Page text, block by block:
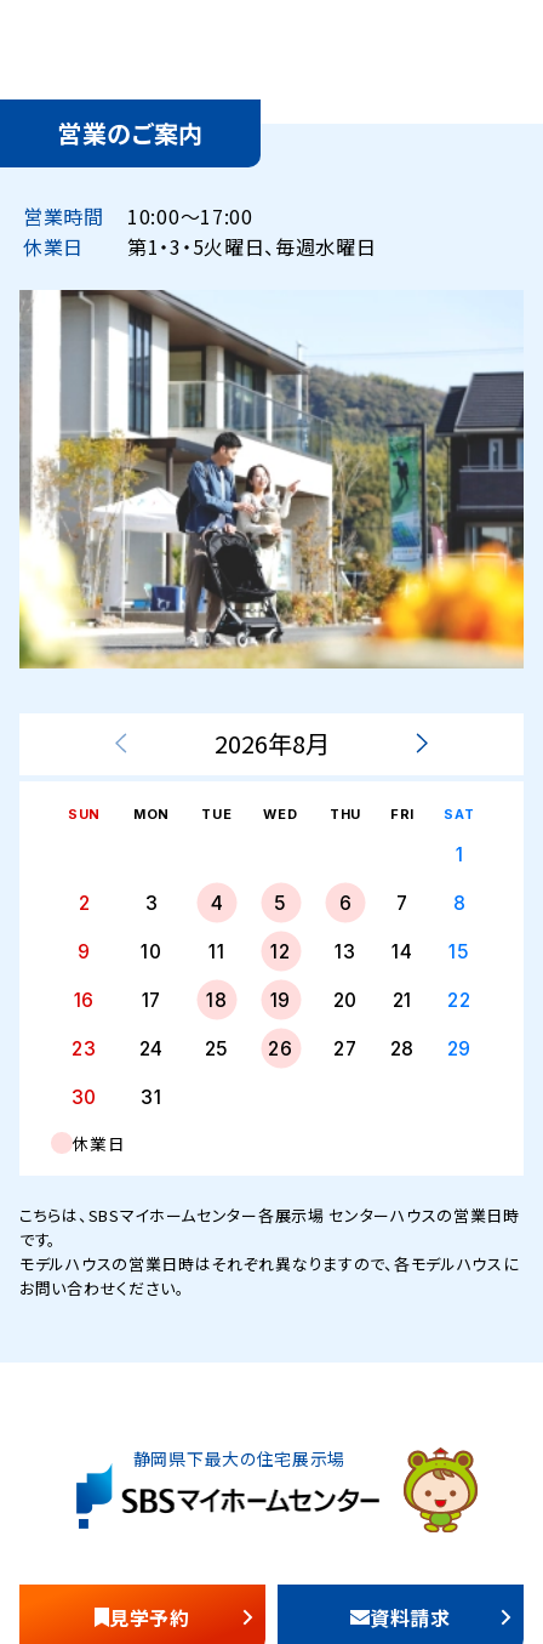
営業のご案内
営業時間
10:00〜17:00
休業日
第1・3・5火曜日、毎週水曜日
2026年8月
SUN MON TUE WED THU FRI SAT
1
2 3 4 5 6 7 8
9 10 11 12 13 14 15
16 17 18 19 20 21 22
23 24 25 26 27 28 29
30 31
休業日
こちらは、SBSマイホームセンター各展示場 センターハウスの営業日時
です。
モデルハウスの営業日時はそれぞれ異なりますので、各モデルハウスに
お問い合わせください。
静岡県下最大の住宅展示場
見学予約 資料請求